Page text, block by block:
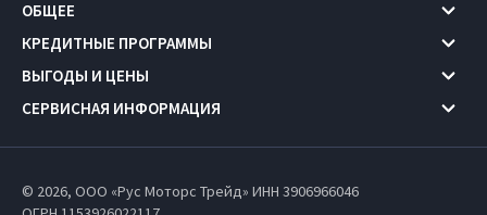
ОБЩЕЕ
КРЕДИТНЫЕ ПРОГРАММЫ
ВЫГОДЫ И ЦЕНЫ
СЕРВИСНАЯ ИНФОРМАЦИЯ
© 2026, ООО «Рус Моторс Трейд» ИНН 3906966046